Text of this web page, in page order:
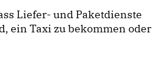
Liefer- und Paketdienste
ein Taxi zu bekommen oder